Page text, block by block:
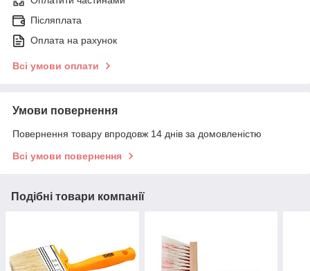
Післяплата
Оплата на рахунок
Всі умови оплати
Умови повернення
Повернення товару впродовж 14 днів за домовленістю
Всі умови повернення
Подібні товари компанії